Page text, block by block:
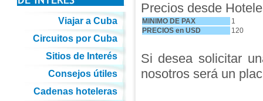
Precios desde
MINIMO DE PAX
1
PRECIOS en USD
120
Si desea solicitar
nosotros será un
Viajar a Cuba
Circuitos por Cuba
Sitios de Interés
Consejos útiles
Cadenas hoteleras